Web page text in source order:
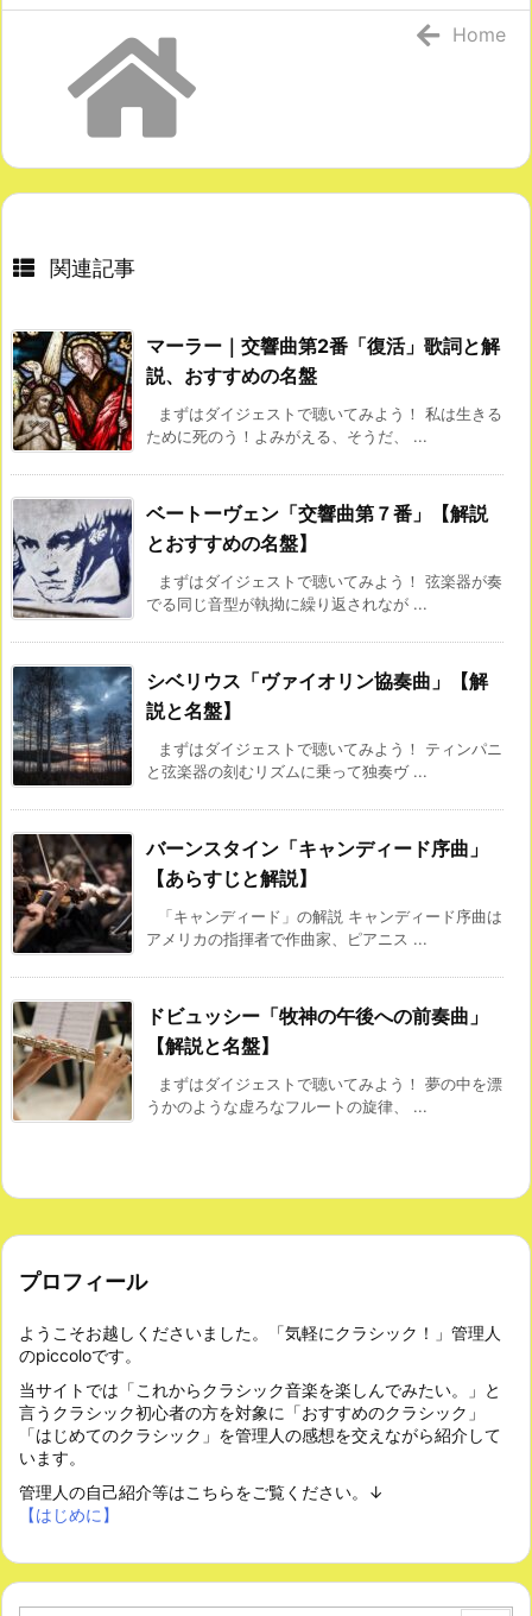
Home
関連記事
マーラー｜交響曲第2番「復活」歌詞と解
説、おすすめの名盤
まずはダイジェストで聴いてみよう！ 私は生きる
ために死のう！よみがえる、そうだ、 ...
ベートーヴェン「交響曲第７番」【解説
とおすすめの名盤】
まずはダイジェストで聴いてみよう！ 弦楽器が奏
でる同じ音型が執拗に繰り返されなが ...
シベリウス「ヴァイオリン協奏曲」【解
説と名盤】
まずはダイジェストで聴いてみよう！ ティンパニ
と弦楽器の刻むリズムに乗って独奏ヴ ...
バーンスタイン「キャンディード序曲」
【あらすじと解説】
「キャンディード」の解説 キャンディード序曲は
アメリカの指揮者で作曲家、ピアニス ...
ドビュッシー「牧神の午後への前奏曲」
【解説と名盤】
まずはダイジェストで聴いてみよう！ 夢の中を漂
うかのような虚ろなフルートの旋律、 ...
プロフィール
ようこそお越しくださいました。「気軽にクラシック！」管理人
のpiccoloです。
当サイトでは「これからクラシック音楽を楽しんでみたい。」と
言うクラシック初心者の方を対象に「おすすめのクラシック」
「はじめてのクラシック」を管理人の感想を交えながら紹介して
います。
管理人の自己紹介等はこちらをご覧ください。↓
【はじめに】